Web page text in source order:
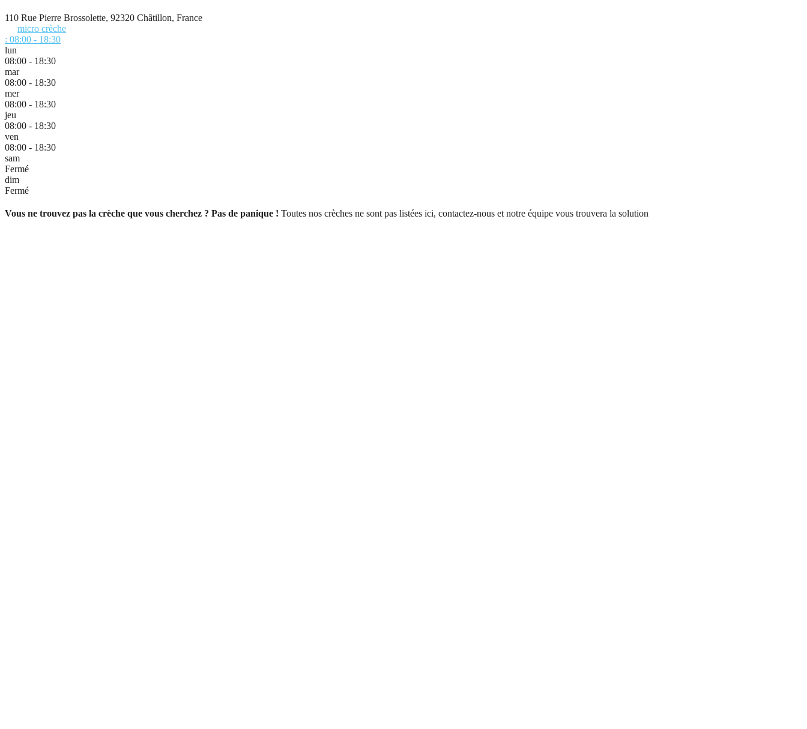
110 Rue Pierre Brossolette, 92320 Châtillon, France
micro crèche
: 08:00 - 18:30
lun
08:00 - 18:30
mar
08:00 - 18:30
mer
08:00 - 18:30
jeu
08:00 - 18:30
ven
08:00 - 18:30
sam
Fermé
dim
Fermé
Vous ne trouvez pas la crèche que vous cherchez ? Pas de panique ! Toutes nos crèches ne sont pas listées ici, contactez-nous et notre équipe vous trouvera la solution